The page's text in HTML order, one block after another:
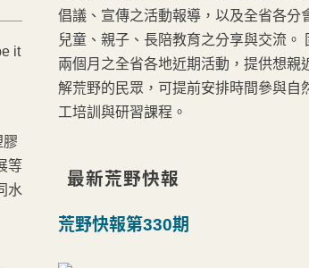
it
膠
等
水
倡議、宣傳之活動報導，以及全省各分
兒童、親子、長陪教育之分享與交流。
兩個月之全省各地近期活動，提供想親
解荒野的民眾，可提前安排時間參與自
工培訓與研習課程。
最新荒野快報
荒野快報第330期